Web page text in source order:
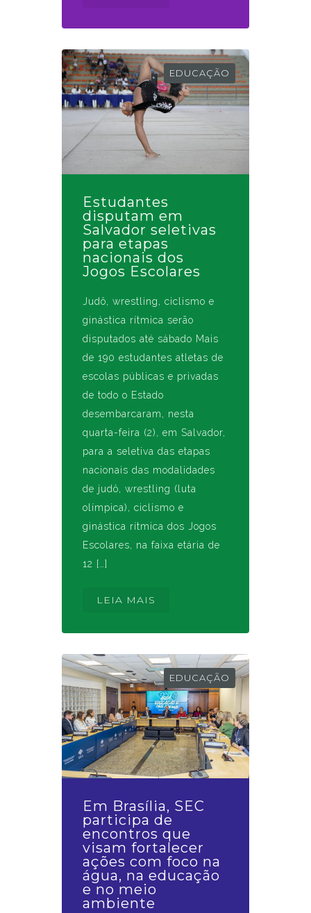
EDUCAÇÃO
Estudantes
disputam em
Salvador seletivas
para etapas
nacionais dos
Jogos Escolares
Judô, wrestling, ciclismo e
ginástica rítmica serão
disputados até sábado Mais
de 190 estudantes atletas de
escolas públicas e privadas
de todo o Estado
desembarcaram, nesta
quarta-feira (2), em Salvador,
para a seletiva das etapas
nacionais das modalidades
de judô, wrestling (luta
olímpica), ciclismo e
ginástica rítmica dos Jogos
Escolares, na faixa etária de
12 […]
LEIA MAIS
EDUCAÇÃO
Em Brasília, SEC
participa de
encontros que
visam fortalecer
ações com foco na
água, na educação
e no meio
ambiente